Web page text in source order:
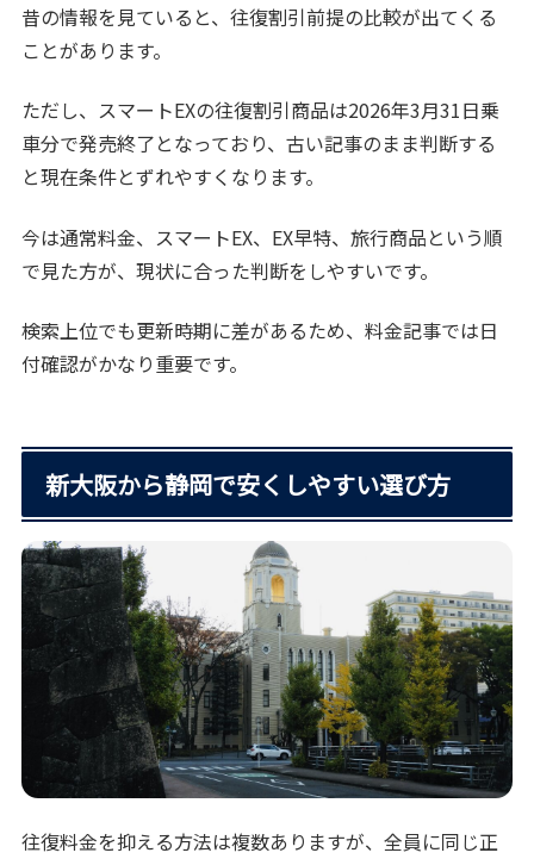
昔の情報を見ていると、往復割引前提の比較が出てくる
ことがあります。
ただし、スマートEXの往復割引商品は2026年3月31日乗
車分で発売終了となっており、古い記事のまま判断する
と現在条件とずれやすくなります。
今は通常料金、スマートEX、EX早特、旅行商品という順
で見た方が、現状に合った判断をしやすいです。
検索上位でも更新時期に差があるため、料金記事では日
付確認がかなり重要です。
新大阪から静岡で安くしやすい選び方
往復料金を抑える方法は複数ありますが、全員に同じ正